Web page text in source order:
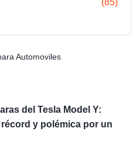
Automoviles
del Tesla Model Y:
y polémica por un